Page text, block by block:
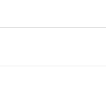
den Konfigurator.
Kreativität freien Lauf
Informationen,
Zusätzlich bieten wir
abgeschlossen
WhatsApp
in
kann. Keine Sorge: